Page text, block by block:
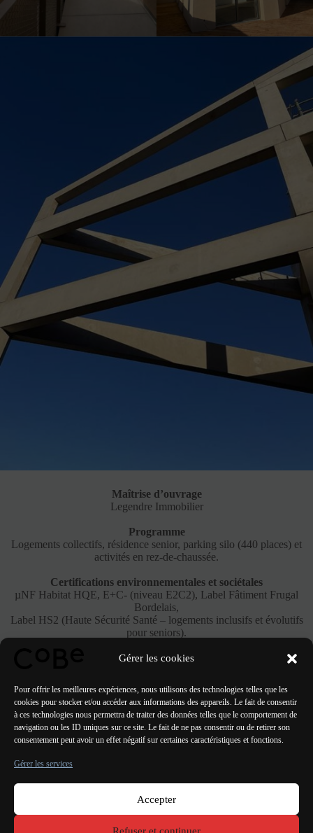
Gérer les cookies
Pour offrir les meilleures expériences, nous utilisons des technologies telles que les
cookies pour stocker et/ou accéder aux informations des appareils. Le fait de consentir
à ces technologies nous permettra de traiter des données telles que le comportement de
navigation ou les ID uniques sur ce site. Le fait de ne pas consentir ou de retirer son
consentement peut avoir un effet négatif sur certaines caractéristiques et fonctions.
Gérer les services
Accepter
Refuser et continuer
Maîtrise d’ouvrage
Legendre Immobilier
Programme
Logements collectifs, résidence senior, parking silo (440 places) et
activités en rez-de-chaussée.
Certifications environnementales et sociétales
µNF Habitat HQE, E+C- (niveau E2C2), Label Fâtiment Frugal
Bordelais,
Label HS2 (Haute Sécurité Santé – logements inclusifs et évolutifs
pour seniors).
PRÉCÉDENT SUIVANT
Lorient Porto Lisbonne Valencia